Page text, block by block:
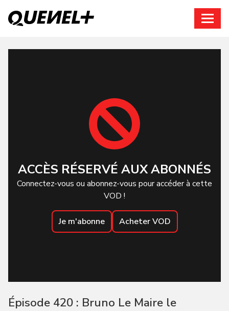
ACCÈS RÉSERVÉ AUX ABONNÉS
Connectez-vous ou abonnez-vous pour accéder à cette
VOD !
Je m'abonne Acheter VOD
Épisode 420 : Bruno Le Maire le